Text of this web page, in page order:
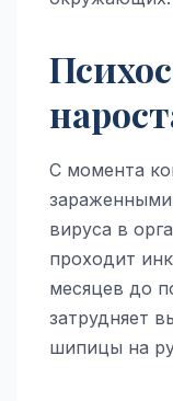
С момента
вируса в
проходит
месяцев до
затрудняет
шипицы на